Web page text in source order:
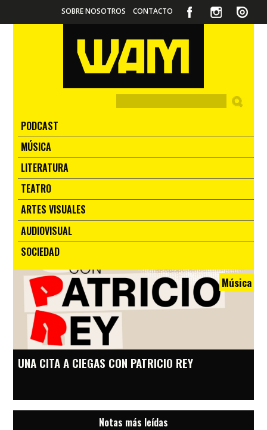
SOBRE NOSOTROS CONTACTO
PODCAST
MÚSICA
LITERATURA
TEATRO
ARTES VISUALES
AUDIOVISUAL
SOCIEDAD
Música
UNA CITA A CIEGAS CON PATRICIO REY
Notas más leídas